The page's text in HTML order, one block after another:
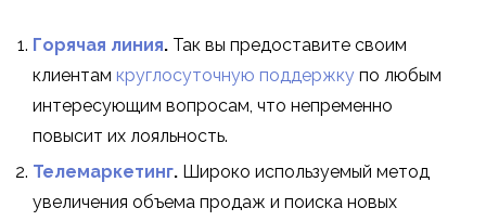
Горячая линия. Так вы предоставите своим
клиентам круглосуточную поддержку по любым
интересующим вопросам, что непременно
повысит их лояльность.
Телемаркетинг. Широко используемый метод
увеличения объема продаж и поиска новых